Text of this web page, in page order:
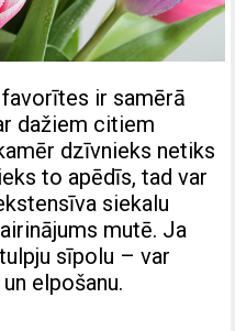
ir samērā
dažiem citiem
dzīvnieks netiks
to apēdīs, tad var
siekalu
mutē. Ja
sīpolu – var
elpošanu.